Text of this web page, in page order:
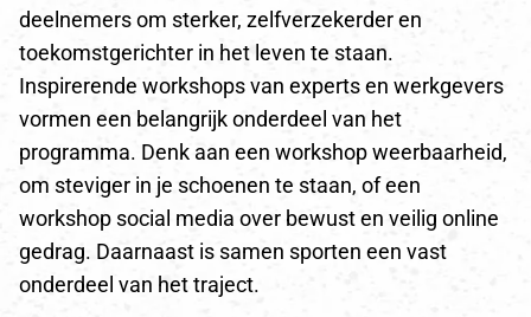
deelnemers om sterker, zelfverzekerder en
toekomstgerichter in het leven te staan.
Inspirerende workshops van experts en werkgevers
vormen een belangrijk onderdeel van het
programma. Denk aan een workshop weerbaarheid,
om steviger in je schoenen te staan, of een
workshop social media over bewust en veilig online
gedrag. Daarnaast is samen sporten een vast
onderdeel van het traject.